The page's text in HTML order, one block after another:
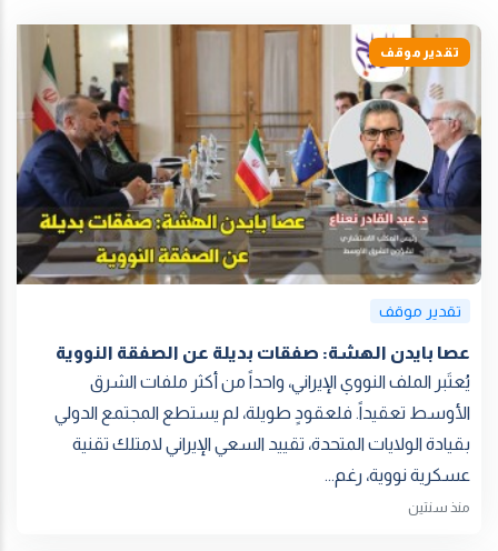
تقدير موقف
تقدير موقف
عصا بايدن الهشة: صفقات بديلة عن الصفقة النووية
يُعتَبر الملف النووي الإيراني، واحداً من أكثر ملفات الشرق
الأوسط تعقيداً. فلعقودٍ طويلة، لم يستطع المجتمع الدولي
بقيادة الولايات المتحدة، تقييد السعي الإيراني لامتلك تقنية
عسكرية نووية، رغم...
منذ سنتين